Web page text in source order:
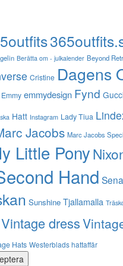
Berätta om - julkalender Beyond
Cristine Dagens
Emmy emmydesign Fynd
Hatt Instagram Lady Tiua
Jacobs Marc Jacobs
Little Pony
Hand
Sunshine Tjallamalla
Vintage dress
Hats Westerblads hattaffär